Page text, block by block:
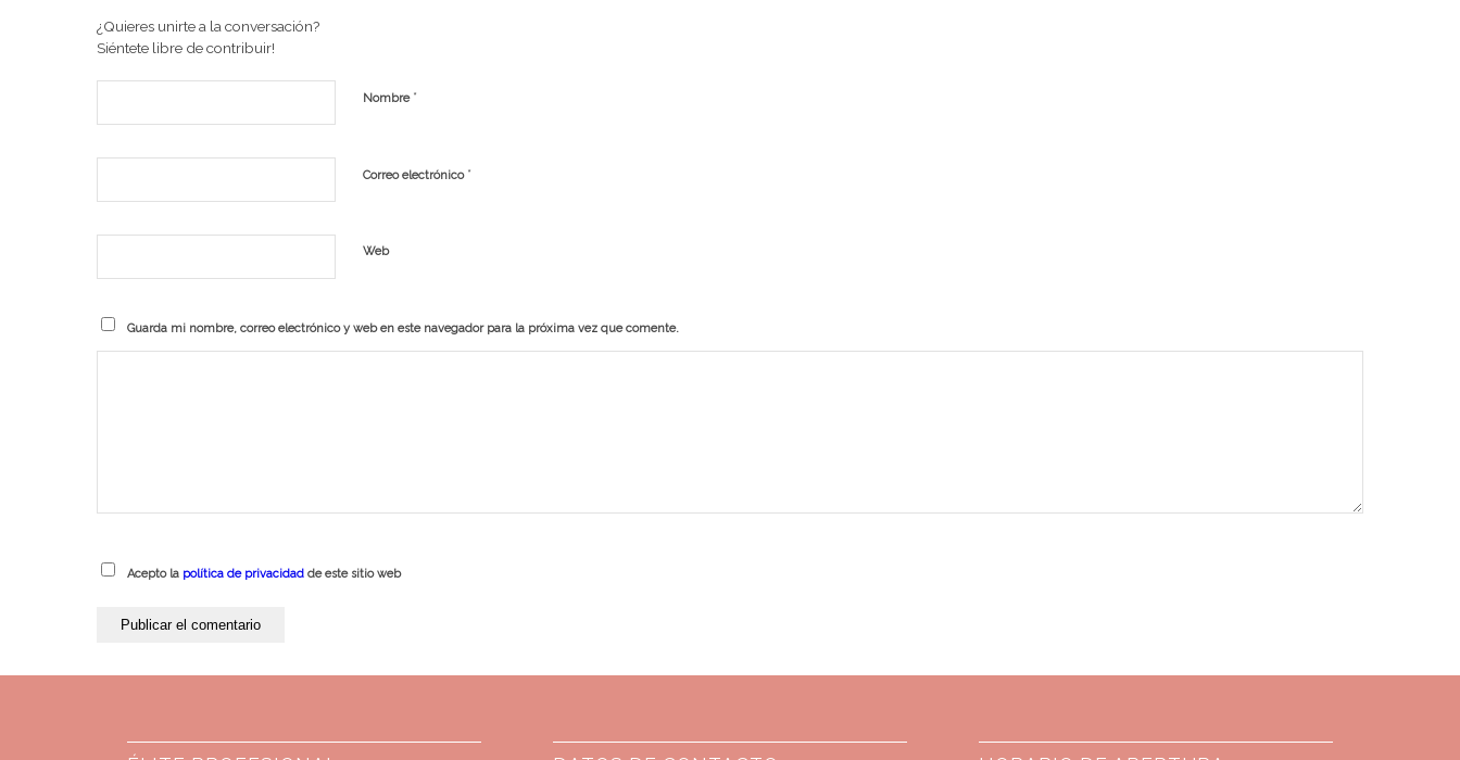
¿Quieres unirte a la conversación?
Siéntete libre de contribuir!
Nombre *
Correo electrónico *
Web
Guarda mi nombre, correo electrónico y web en este navegador para la próxima vez que comente.
Acepto la política de privacidadde este sitio web